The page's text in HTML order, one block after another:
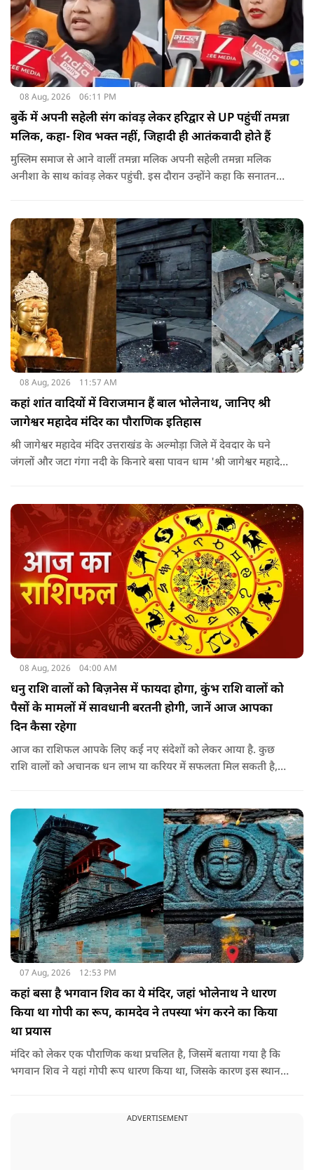
08 Aug, 2026 06:11 PM
बुर्के में अपनी सहेली संग कांवड़ लेकर हरिद्वार से UP पहुंचीं तमन्ना
मलिक, कहा- शिव भक्त नहीं, जिहादी ही आतंकवादी होते हैं
मुस्लिम समाज से आने वालीं तमन्ना मलिक अपनी सहेली तमन्ना मलिक
अनीशा के साथ कांवड़ लेकर पहुंची. इस दौरान उन्होंने कहा कि सनातन
08 Aug, 2026 11:57 AM
कहां शांत वादियों में विराजमान हैं बाल भोलेनाथ, जानिए श्री
जागेश्वर महादेव मंदिर का पौराणिक इतिहास
श्री जागेश्वर महादेव मंदिर उत्तराखंड के अल्मोड़ा जिले में देवदार के घने
जंगलों और जटा गंगा नदी के किनारे बसा पावन धाम 'श्री जागेश्वर महादेव
पहले कत्युरी राजाओं द्वारा किया गया था.
08 Aug, 2026 04:00 AM
धनु राशि वालों को बिज़नेस में फायदा होगा, कुंभ राशि वालों को
पैसों के मामलों में सावधानी बरतनी होगी, जानें आज आपका
दिन कैसा रहेगा
आज का राशिफल आपके लिए कई नए संदेशों को लेकर आया है. कुछ
राशि वालों को अचानक धन लाभ या करियर में सफलता मिल सकती है,
सकता है.
07 Aug, 2026 12:53 PM
कहां बसा है भगवान शिव का ये मंदिर, जहां भोलेनाथ ने धारण
किया था गोपी का रूप, कामदेव ने तपस्या भंग करने का किया
था प्रयास
मंदिर को लेकर एक पौराणिक कथा प्रचलित है, जिसमें बताया गया है कि
भगवान शिव ने यहां गोपी रूप धारण किया था, जिसके कारण इस स्थान
ADVERTISEMENT